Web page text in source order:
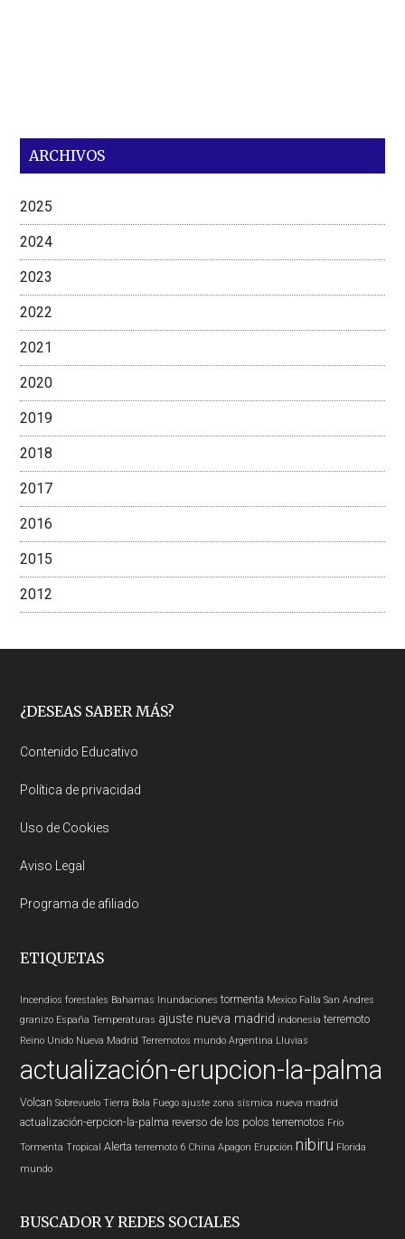
ARCHIVOS
2025
2024
2023
2022
2021
2020
2019
2018
2017
2016
2015
2012
Footer
¿DESEAS SABER MÁS?
Contenido Educativo
Política de privacidad
Uso de Cookies
Aviso Legal
Programa de afiliado
ETIQUETAS
Incendios forestales Bahamas Inundaciones tormenta Mexico Falla San Andres
granizo España Temperaturas ajuste nueva madrid indonesia terremoto
Reino Unido Nueva Madrid Terremotos mundo Argentina Lluvias
actualización-erupcion-la-palma
Volcan Sobrevuelo Tierra Bola Fuego ajuste zona sísmica nueva madrid
actualización-erpcion-la-palma reverso de los polos terremotos Frío
Tormenta Tropical Alerta terremoto 6 China Apagon Erupción nibiru Florida
mundo
BUSCADOR Y REDES SOCIALES